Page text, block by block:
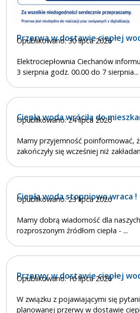
Przerwa w dostawie ciepłej
Opublikowano: 30 lipca 2026
Elektrociepłownia Ciechanów
3 sierpnia godz. 00.00 do 7 sierpnia...
Ciepła woda wróciła do
Opublikowano: 24 lipca 2026
Mamy przyjemność poinformować,
zakończyły się wcześniej niż
Ciepła woda stopniowo wraca !
Opublikowano: 23 lipca 2026
Mamy dobrą wiadomość dla
rozproszonym źródłom ciepła - ...
Przerwy w dostawie ciepłej
Opublikowano: 16 lipca 2026
W związku z pojawiającymi się
planowanej przerwy w dostawie